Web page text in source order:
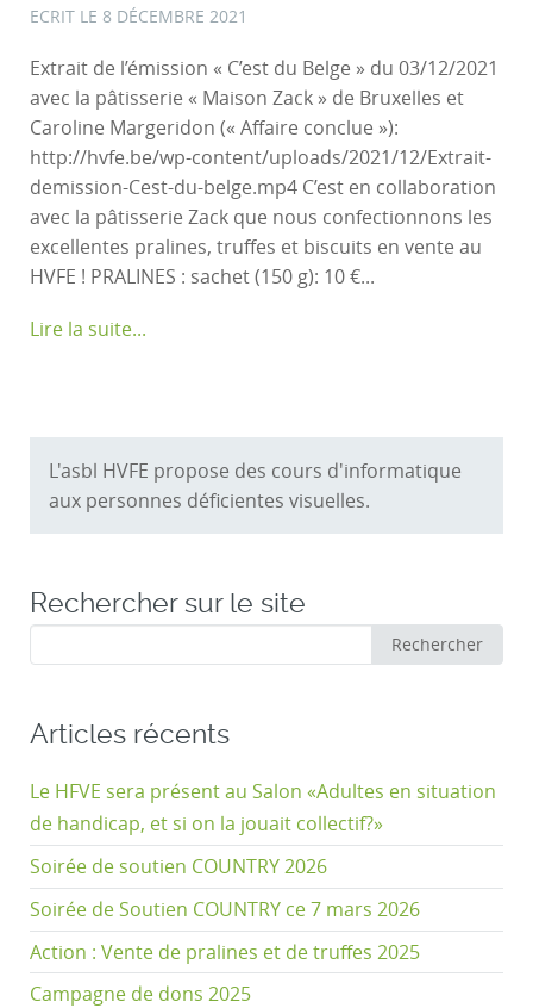
ECRIT LE 8 DÉCEMBRE 2021
Extrait de l’émission « C’est du Belge » du 03/12/2021
avec la pâtisserie « Maison Zack » de Bruxelles et
Caroline Margeridon (« Affaire conclue »):
http://hvfe.be/wp-content/uploads/2021/12/Extrait-
demission-Cest-du-belge.mp4 C’est en collaboration
avec la pâtisserie Zack que nous confectionnons les
excellentes pralines, truffes et biscuits en vente au
HVFE ! PRALINES : sachet (150 g): 10 €...
Lire la suite...
L'asbl HVFE propose des cours d'informatique
aux personnes déficientes visuelles.
Rechercher sur le site
:
Rechercher
Articles récents
Le HFVE sera présent au Salon «Adultes en situation
de handicap, et si on la jouait collectif?»
Soirée de soutien COUNTRY 2026
Soirée de Soutien COUNTRY ce 7 mars 2026
Action : Vente de pralines et de truffes 2025
Campagne de dons 2025